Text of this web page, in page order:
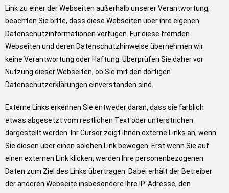
Link zu einer der Webseiten außerhalb unserer Verantwortung,
beachten Sie bitte, dass diese Webseiten über ihre eigenen
Datenschutzinformationen verfügen. Für diese fremden
Webseiten und deren Datenschutzhinweise übernehmen wir
keine Verantwortung oder Haftung. Überprüfen Sie daher vor
Nutzung dieser Webseiten, ob Sie mit den dortigen
Datenschutzerklärungen einverstanden sind.
Externe Links erkennen Sie entweder daran, dass sie farblich
etwas abgesetzt vom restlichen Text oder unterstrichen
dargestellt werden. Ihr Cursor zeigt Ihnen externe Links an, wenn
Sie diesen über einen solchen Link bewegen. Erst wenn Sie auf
einen externen Link klicken, werden Ihre personenbezogenen
Daten zum Ziel des Links übertragen. Dabei erhält der Betreiber
der anderen Webseite insbesondere Ihre IP-Adresse, den